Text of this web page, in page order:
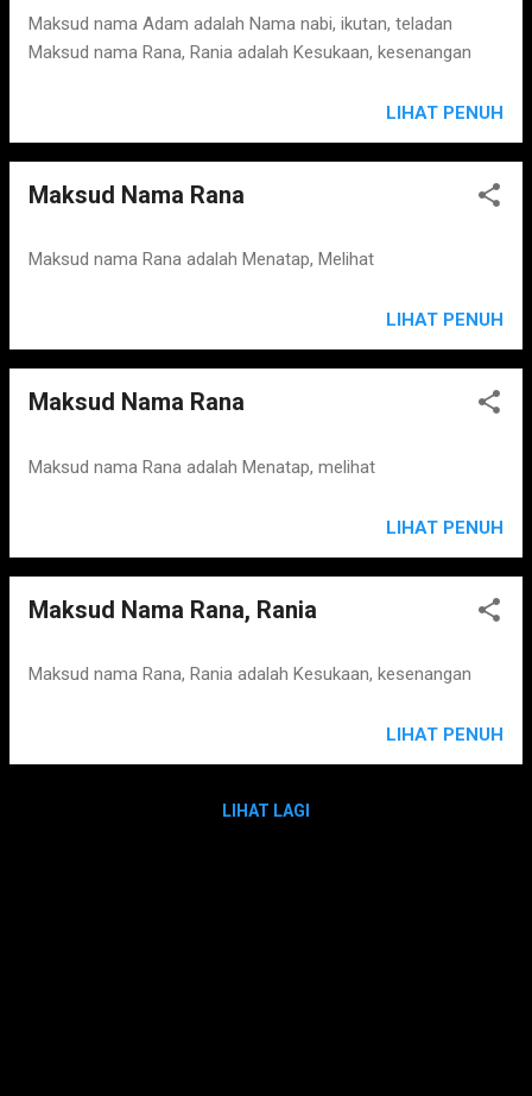
Maksud nama Adam adalah Nama nabi, ikutan, teladan
Maksud nama Rana, Rania adalah Kesukaan, kesenangan
LIHAT PENUH
Maksud Nama Rana
Maksud nama Rana adalah Menatap, Melihat
LIHAT PENUH
Maksud Nama Rana
Maksud nama Rana adalah Menatap, melihat
LIHAT PENUH
Maksud Nama Rana, Rania
Maksud nama Rana, Rania adalah Kesukaan, kesenangan
LIHAT PENUH
LIHAT LAGI